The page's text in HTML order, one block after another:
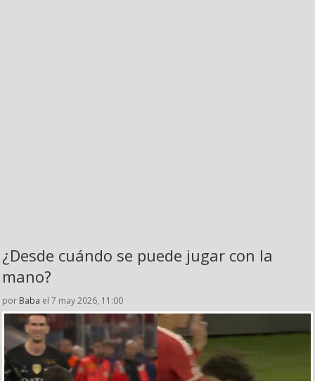
¿Desde cuándo se puede jugar con la
mano?
por Baba el 7 may 2026, 11:00